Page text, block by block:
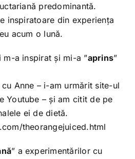
predominantă.
inspiratoare din experiența
acum o lună.
m-a inspirat și mi-a ”aprins”
Anne – i-am urmărit site-ul
Youtube – și am citit de pe
ei de dietă.
theorangejuiced.html
” a experimentărilor cu